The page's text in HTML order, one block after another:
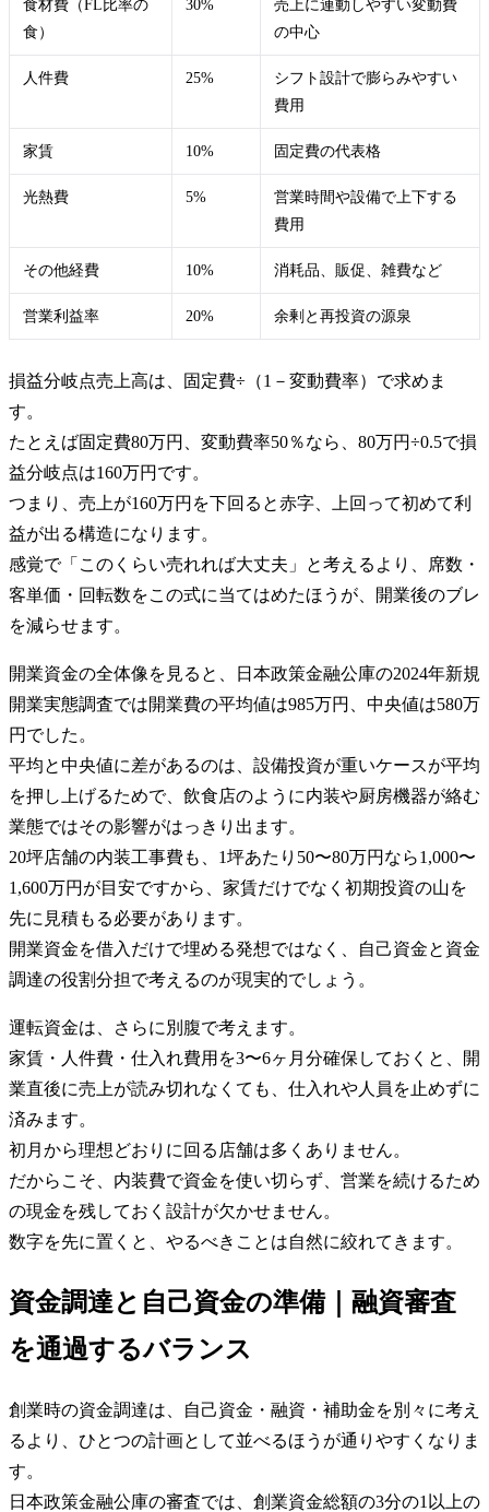
食材費（FL比率の
食）
30%
売上に連動しやすい変動費
の中心
人件費 25%
シフト設計で膨らみやすい
費用
家賃 10% 固定費の代表格
光熱費 5%
営業時間や設備で上下する
費用
その他経費 10% 消耗品、販促、雑費など
営業利益率 20% 余剰と再投資の源泉
損益分岐点売上高は、固定費÷（1－変動費率）で求めま
す。
たとえば固定費80万円、変動費率50％なら、80万円÷0.5で損
益分岐点は160万円です。
つまり、売上が160万円を下回ると赤字、上回って初めて利
益が出る構造になります。
感覚で「このくらい売れれば大丈夫」と考えるより、席数・
客単価・回転数をこの式に当てはめたほうが、開業後のブレ
を減らせます。
開業資金の全体像を見ると、日本政策金融公庫の2024年新規
開業実態調査では開業費の平均値は985万円、中央値は580万
円でした。
平均と中央値に差があるのは、設備投資が重いケースが平均
を押し上げるためで、飲食店のように内装や厨房機器が絡む
業態ではその影響がはっきり出ます。
20坪店舗の内装工事費も、1坪あたり50〜80万円なら1,000〜
1,600万円が目安ですから、家賃だけでなく初期投資の山を
先に見積もる必要があります。
開業資金を借入だけで埋める発想ではなく、自己資金と資金
調達の役割分担で考えるのが現実的でしょう。
運転資金は、さらに別腹で考えます。
家賃・人件費・仕入れ費用を3〜6ヶ月分確保しておくと、開
業直後に売上が読み切れなくても、仕入れや人員を止めずに
済みます。
初月から理想どおりに回る店舗は多くありません。
だからこそ、内装費で資金を使い切らず、営業を続けるため
の現金を残しておく設計が欠かせません。
数字を先に置くと、やるべきことは自然に絞れてきます。
資金調達と自己資金の準備｜融資審査
を通過するバランス
創業時の資金調達は、自己資金・融資・補助金を別々に考え
るより、ひとつの計画として並べるほうが通りやすくなりま
す。
日本政策金融公庫の審査では、創業資金総額の3分の1以上の